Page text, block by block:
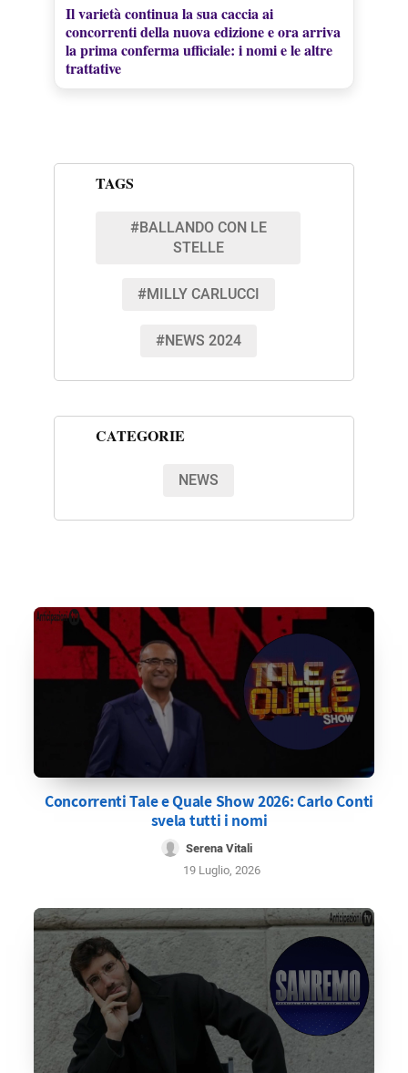
Il varietà continua la sua caccia ai
concorrenti della nuova edizione e ora arriva
la prima conferma ufficiale: i nomi e le altre
trattative
TAGS
#BALLANDO CON LE
STELLE
#MILLY CARLUCCI
#NEWS 2024
CATEGORIE
NEWS
Concorrenti Tale e Quale Show 2026: Carlo Conti
svela tutti i nomi
Serena Vitali
19 Luglio, 2026